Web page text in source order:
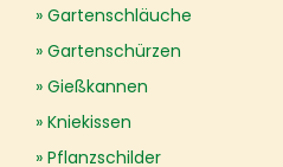
Gartenschläuche
Gartenschürzen
Gießkannen
Kniekissen
Pflanzschilder